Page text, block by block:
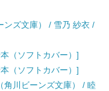
ンズ文庫） / 雪乃 紗衣 /
（ソフトカバー）]
（ソフトカバー）]
角川ビーンズ文庫） / 睦